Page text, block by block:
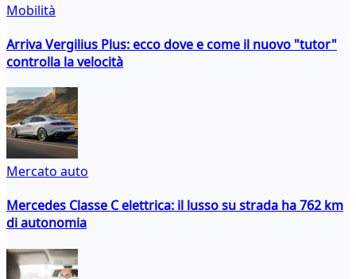
Mobilità
Arriva Vergilius Plus: ecco dove e come il nuovo "tutor"
controlla la velocità
Mercato auto
Mercedes Classe C elettrica: il lusso su strada ha 762 km
di autonomia